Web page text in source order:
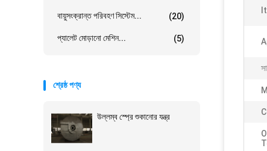
বায়ুসংক্রান্ত পরিবহণ সিস্টেম... (20)
প্যালেট মোড়ানো মেশিন... (5)
শ্রেষ্ঠ পণ্য
উল্লম্ব স্প্রে শুকানোর যন্ত্র